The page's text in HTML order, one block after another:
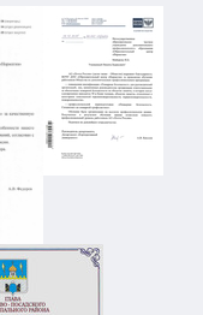
ПОДРОБНЕЕ
план и
№258